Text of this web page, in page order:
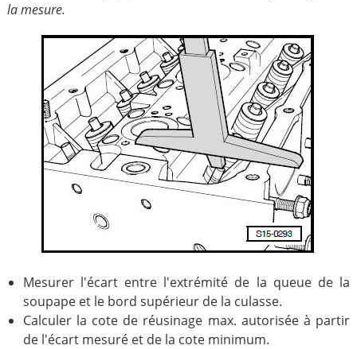
la mesure.
Mesurer l'écart entre l'extrémité de la queue de la
soupape et le bord supérieur de la culasse.
Calculer la cote de réusinage max. autorisée à partir
de l'écart mesuré et de la cote minimum.